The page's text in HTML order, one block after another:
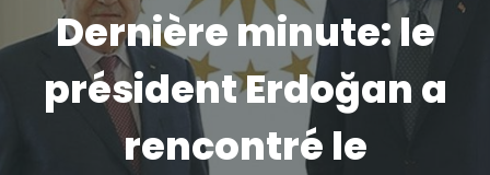
Dernière minute: le
président Erdoğan a
rencontré le